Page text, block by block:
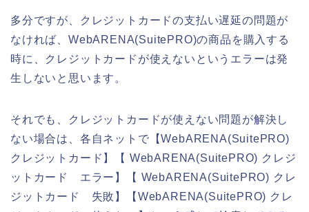
多分ですが、クレジットカードの支払い遅延の問題が
なければ、WebARENA(SuitePRO)の商品を購入する
時に、クレジットカードが使えないというエラーは発
生しないと思います。
それでも、クレジットカードが使えない問題が解決し
ない場合は、各自ネットで【WebARENA(SuitePRO)
クレジットカード】【 WebARENA(SuitePRO) クレジ
ットカード エラー】【 WebARENA(SuitePRO) クレ
ジットカード 失敗】【WebARENA(SuitePRO) クレ